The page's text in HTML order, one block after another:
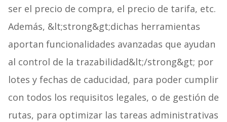
ser el precio de compra, el precio de tarifa, etc.
Además, &lt;strong&gt;dichas herramientas
aportan funcionalidades avanzadas que ayudan
al control de la trazabilidad&lt;/strong&gt; por
lotes y fechas de caducidad, para poder cumplir
con todos los requisitos legales, o de gestión de
rutas, para optimizar las tareas administrativas